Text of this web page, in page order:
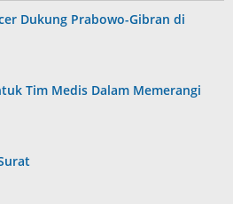
Dukung Prabowo-Gibran di
Tim Medis Dalam Memerangi